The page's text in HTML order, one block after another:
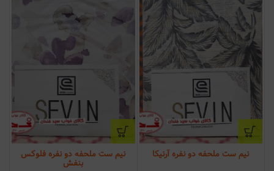
نیم ست ملحفه دو نفره آرنیکا
نیم ست ملحفه دو نفره فلوکس
بنفش